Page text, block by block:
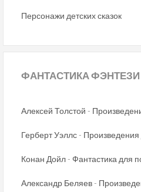
Персонажи детских сказок
ФАНТАСТИКАФЭНТЕЗИ
Алексей Толстой -
Герберт Уэллс - Произведения
Конан Дойл - Фантастика для
Александр Беляев -